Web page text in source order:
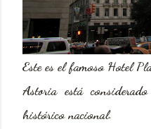
Este es el famoso Hotel
Astoria está
histórico nacional.